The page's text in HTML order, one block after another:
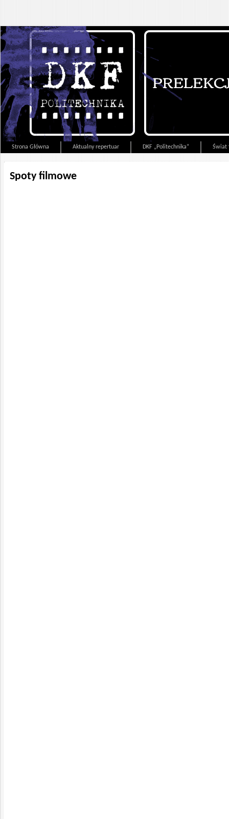
Strona Główna Aktualny repertuar DKF „Politechnika” Świat
Spoty filmowe